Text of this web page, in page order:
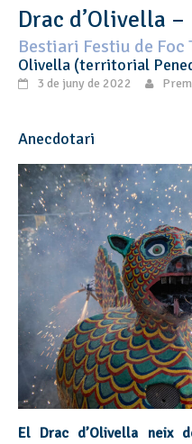
Drac d’Olivella –
Bestiari Festiu de
Olivella (territorial
3 de juny de 2022
Anecdotari
El Drac d’Olivella neix